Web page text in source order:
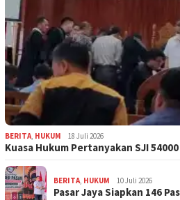
BERITA, HUKUM 18 Juli 2026
Kuasa Hukum Pertanyakan SJI
BERITA, HUKUM 10 Juli 2026
Pasar Jaya Siapkan 146